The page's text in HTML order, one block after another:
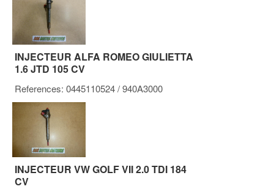
INJECTEUR ALFA ROMEO GIULIETTA
1.6 JTD 105 CV
References: 0445110524/ 940A3000
INJECTEUR VW GOLF VII 2.0 TDI 184
CV